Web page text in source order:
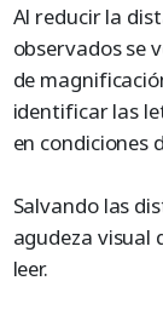
Al reducir la
observados se
de
identificar las
en condiciones
Salvando las
agudeza visual
leer.